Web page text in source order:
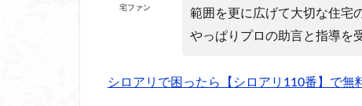
宅ファン
範囲を更に広げて大切な住宅
やっぱりプロの助言と指導を
シロアリで困ったら【シロアリ110番】で無